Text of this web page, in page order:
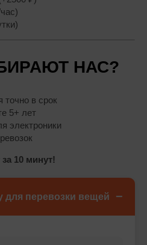
НАС?
точно в срок
5+ лет
электроники
10 минут!
для перевозки вещей −